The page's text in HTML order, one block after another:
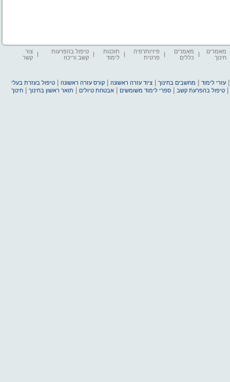
מאמרים
חינוך
מאמרים
כללים
פיזיותרפיה
פרטית
תוכנות
לימוד
טיפול בהפרעות
קשב וריכוז
צור
קשר
עזרי לימוד מחשבים בחינוך |ציוד עזרה ראשונה |קורס עזרה ראשונה |טיפול בעזרת בעלי
|טיפול בהפרעת קשב |ספרי לימוד משומשים |אבטחת טיולים תואר ראשון בחינוך |חינוך